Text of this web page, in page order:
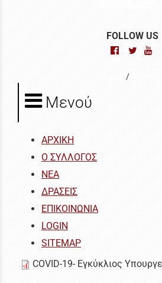
FOLLOW US
/
Μενού
ΑΡΧΙΚΗ
Ο ΣΥΛΛΟΓΟΣ
ΝΕΑ
ΔΡΑΣΕΙΣ
ΕΠΙΚΟΙΝΩΝΙΑ
LOGIN
SITEMAP
COVID-19- Εγκύκλιος